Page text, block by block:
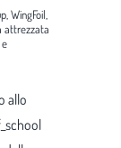
WingFoil,
attrezzata